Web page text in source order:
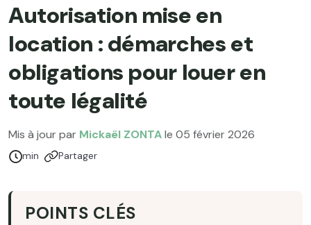
Autorisation mise en
location : démarches et
obligations pour louer en
toute légalité
Mis à jour par Mickaël ZONTAle 05 février 2026
Temps de lecture :
min Partager
POINTS CLÉS